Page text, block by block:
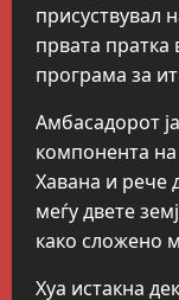
присуствувал
првата пратка
програма за
Амбасадорот
компонента
Хавана и рече
меѓу двете
како сложено
Хуа истакна